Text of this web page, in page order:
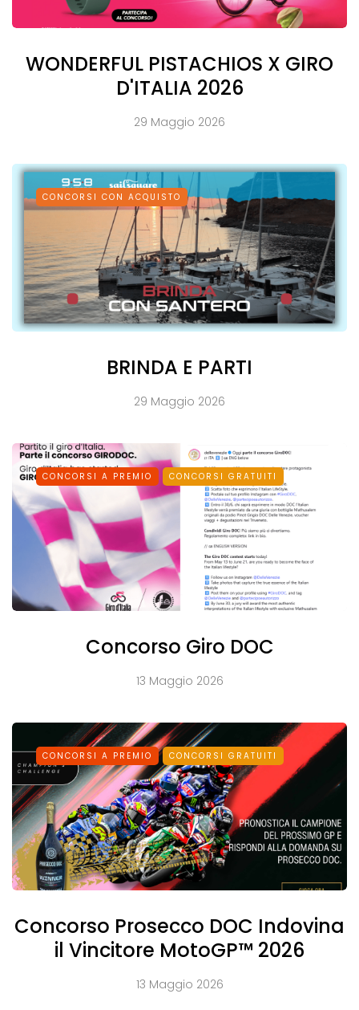
WONDERFUL PISTACHIOS X GIRO
D'ITALIA 2026
29 Maggio 2026
CONCORSI CON ACQUISTO
BRINDA E PARTI
29 Maggio 2026
CONCORSI A PREMIO CONCORSI GRATUITI
Concorso Giro DOC
13 Maggio 2026
CONCORSI A PREMIO CONCORSI GRATUITI
Concorso Prosecco DOC Indovina
il Vincitore MotoGP™ 2026
13 Maggio 2026